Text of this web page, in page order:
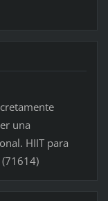
una
HIIT para